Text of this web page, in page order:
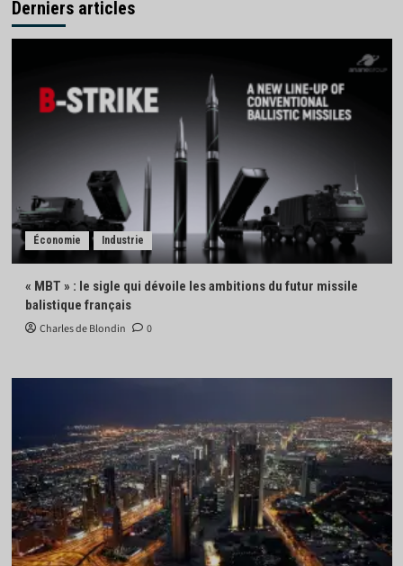
Derniers articles
Économie Industrie
« MBT » : le sigle qui dévoile les ambitions du futur missile
balistique français
Charles de Blondin 0